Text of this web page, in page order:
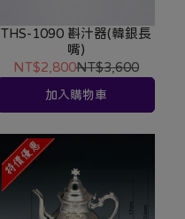
THS-1090 斟汁器(韓銀長
嘴)
NT$2,800NT$3,600
加入購物車